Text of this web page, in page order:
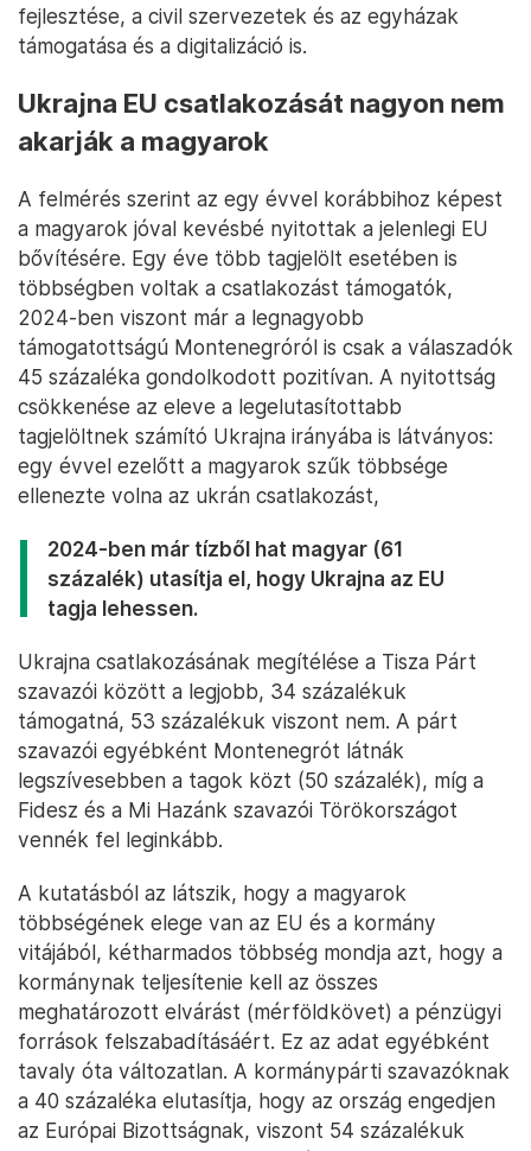
fejlesztése, a civil szervezetek és az egyházak
támogatása és a digitalizáció is.
Ukrajna EU csatlakozását nagyon nem
akarják a magyarok
A felmérés szerint az egy évvel korábbihoz képest
a magyarok jóval kevésbé nyitottak a jelenlegi EU
bővítésére. Egy éve több tagjelölt esetében is
többségben voltak a csatlakozást támogatók,
2024-ben viszont már a legnagyobb
támogatottságú Montenegróról is csak a válaszadók
45 százaléka gondolkodott pozitívan. A nyitottság
csökkenése az eleve a legelutasítottabb
tagjelöltnek számító Ukrajna irányába is látványos:
egy évvel ezelőtt a magyarok szűk többsége
ellenezte volna az ukrán csatlakozást,
2024-ben már tízből hat magyar (61
százalék) utasítja el, hogy Ukrajna az EU
tagja lehessen.
Ukrajna csatlakozásának megítélése a Tisza Párt
szavazói között a legjobb, 34 százalékuk
támogatná, 53 százalékuk viszont nem. A párt
szavazói egyébként Montenegrót látnák
legszívesebben a tagok közt (50 százalék), míg a
Fidesz és a Mi Hazánk szavazói Törökországot
vennék fel leginkább.
A kutatásból az látszik, hogy a magyarok
többségének elege van az EU és a kormány
vitájából, kétharmados többség mondja azt, hogy a
kormánynak teljesítenie kell az összes
meghatározott elvárást (mérföldkövet) a pénzügyi
források felszabadításáért. Ez az adat egyébként
tavaly óta változatlan. A kormánypárti szavazóknak
a 40 százaléka elutasítja, hogy az ország engedjen
az Európai Bizottságnak, viszont 54 százalékuk